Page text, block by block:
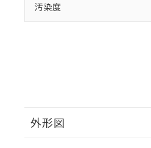
汚染度
外形図